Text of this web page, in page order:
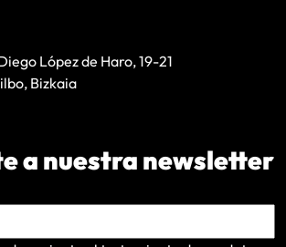
López de Haro, 19-21
Bizkaia
a nuestra newsletter